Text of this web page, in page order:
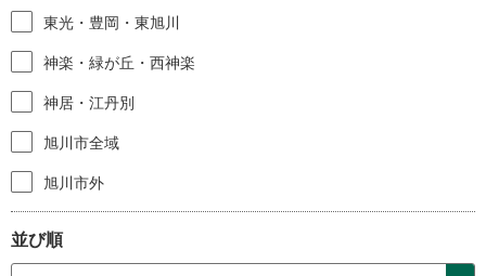
東光・豊岡・東旭川
神楽・緑が丘・西神楽
神居・江丹別
旭川市全域
旭川市外
並び順